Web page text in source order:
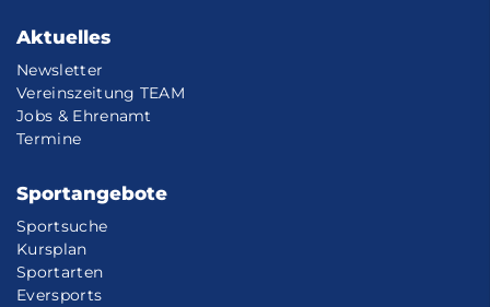
Aktuelles
Newsletter
Vereinszeitung TEAM
Jobs & Ehrenamt
Termine
Sportangebote
Sportsuche
Kursplan
Sportarten
Eversports